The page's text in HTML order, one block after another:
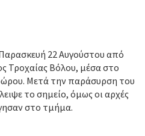
22 Αυγούστου από
Τροχαίας Βόλου, μέσα στο
Μετά την παράσυρση του
το σημείο, όμως οι αρχές
στο τμήμα.